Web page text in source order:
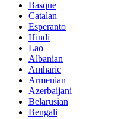
Basque
Catalan
Esperanto
Hindi
Lao
Albanian
Amharic
Armenian
Azerbaijani
Belarusian
Bengali